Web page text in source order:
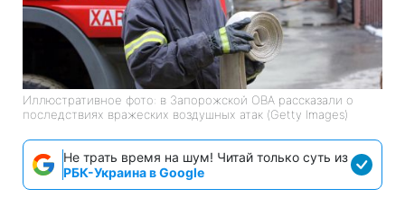
Иллюстративное фото: в Запорожской ОВА рассказали о
последствиях вражеских воздушных атак (Getty Images)
Не трать время на шум! Читай только суть из
РБК-Украина в Google